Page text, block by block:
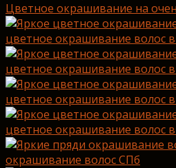
Цветное окрашивание на
цветное окрашивание волос
цветное окрашивание волос
цветное окрашивание волос
цветное окрашивание волос
окрашивание волос СПб